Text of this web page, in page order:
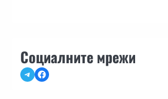
Социалните мрежи
TelegramFacebook